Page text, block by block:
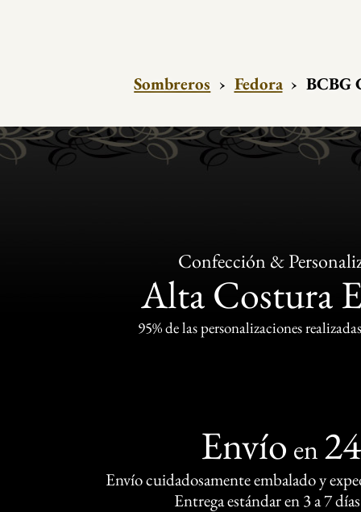
Sombreros › Fedora › BCBG
Confección &
Alta Costura
95% de las personalizaciones
Envío en
Envío cuidadosamente embalado y
Entrega estándar en 3 a 7